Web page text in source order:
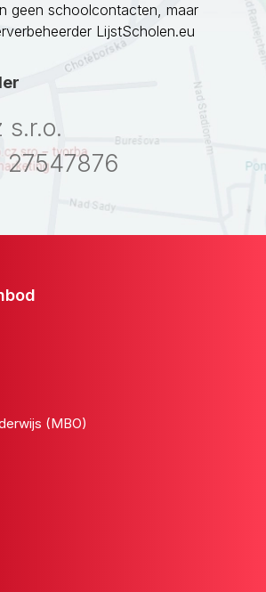
geen schoolcontacten, maar
LijstScholen.eu
(MBO)